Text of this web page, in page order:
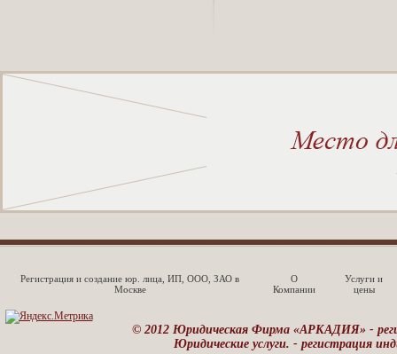
Регистрация и создание юр. лица, ИП, ООО, ЗАО в
Москве
О
Компании
Услуги и
цены
© 2012 Юридическая Фирма «АРКАДИЯ» -
Юридические услуги. - регистрация